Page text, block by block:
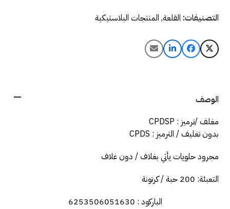
التصنيفات: القلعة, المنتجات البلاستيكية
الوصف
مغلف /ترميز : CPDSP
بدون تغليف / الترميز : CPDS
مجرود حلويات يأتي بغلاف / دون غلاف
التعبئة: 200 حبة / كرتونة
الباركود : 6253506051630